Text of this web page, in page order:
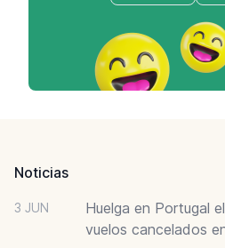
Noticias
3 JUN
Huelga en Portugal
vuelos cancelados